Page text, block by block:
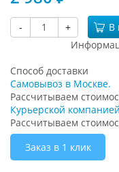
- +
В
Способ доставки
Самовывоз в Москве.
Рассчитываем
Курьерской
Рассчитываем
Заказ в 1 клик